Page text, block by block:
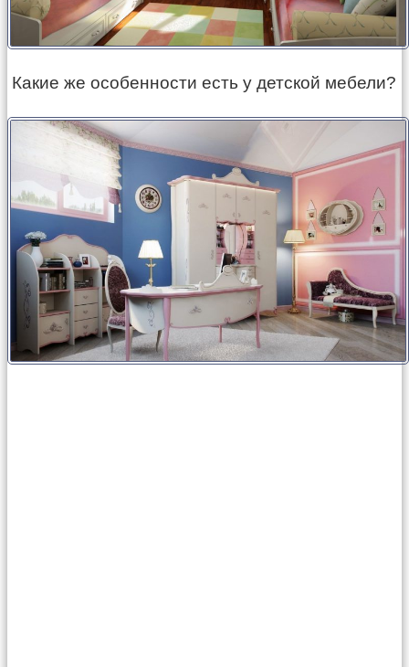
Какие же особенности есть у детской мебели?